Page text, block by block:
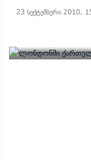
23 სექტემბერი 2010,